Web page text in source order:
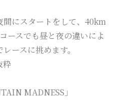
間にスタートをして、40km
ースでも昼と夜の違いによ
ースに挑めます。
粋
MADNESS」